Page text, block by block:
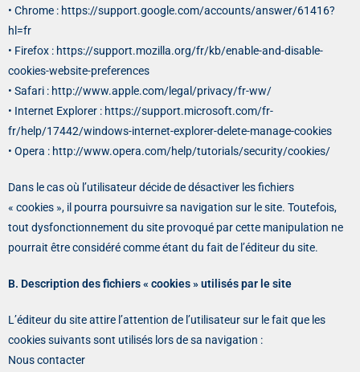
• Chrome : https://support.google.com/accounts/answer/61416?
hl=fr
• Firefox : https://support.mozilla.org/fr/kb/enable-and-disable-
cookies-website-preferences
• Safari : http://www.apple.com/legal/privacy/fr-ww/
• Internet Explorer : https://support.microsoft.com/fr-
fr/help/17442/windows-internet-explorer-delete-manage-cookies
• Opera : http://www.opera.com/help/tutorials/security/cookies/
Dans le cas où l’utilisateur décide de désactiver les fichiers
« cookies », il pourra poursuivre sa navigation sur le site. Toutefois,
tout dysfonctionnement du site provoqué par cette manipulation ne
pourrait être considéré comme étant du fait de l’éditeur du site.
B. Description des fichiers « cookies » utilisés par le site
L’éditeur du site attire l’attention de l’utilisateur sur le fait que les
cookies suivants sont utilisés lors de sa navigation :
Nous contacter